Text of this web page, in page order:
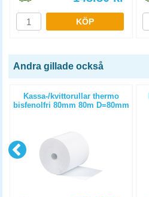
KÖP
Andra gillade också
Kassa-/kvittorullar thermo
bisfenolfri 80mm 80m D=80mm